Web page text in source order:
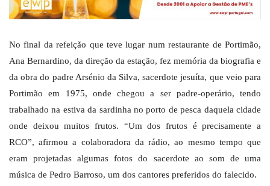
No final da refeição que teve lugar num restaurante de Portimão,
Ana Bernardino, da direção da estação, fez memória da biografia e
da obra do padre Arsénio da Silva, sacerdote jesuíta, que veio para
Portimão em 1975, onde chegou a ser padre-operário, tendo
trabalhado na estiva da sardinha no porto de pesca daquela cidade
onde deixou muitos frutos. “Um dos frutos é precisamente a
RCO”, afirmou a colaboradora da rádio, ao mesmo tempo que
eram projetadas algumas fotos do sacerdote ao som de uma
música de Pedro Barroso, um dos cantores preferidos do falecido.